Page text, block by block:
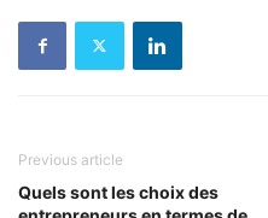
Previous article
Quels sont les choix des